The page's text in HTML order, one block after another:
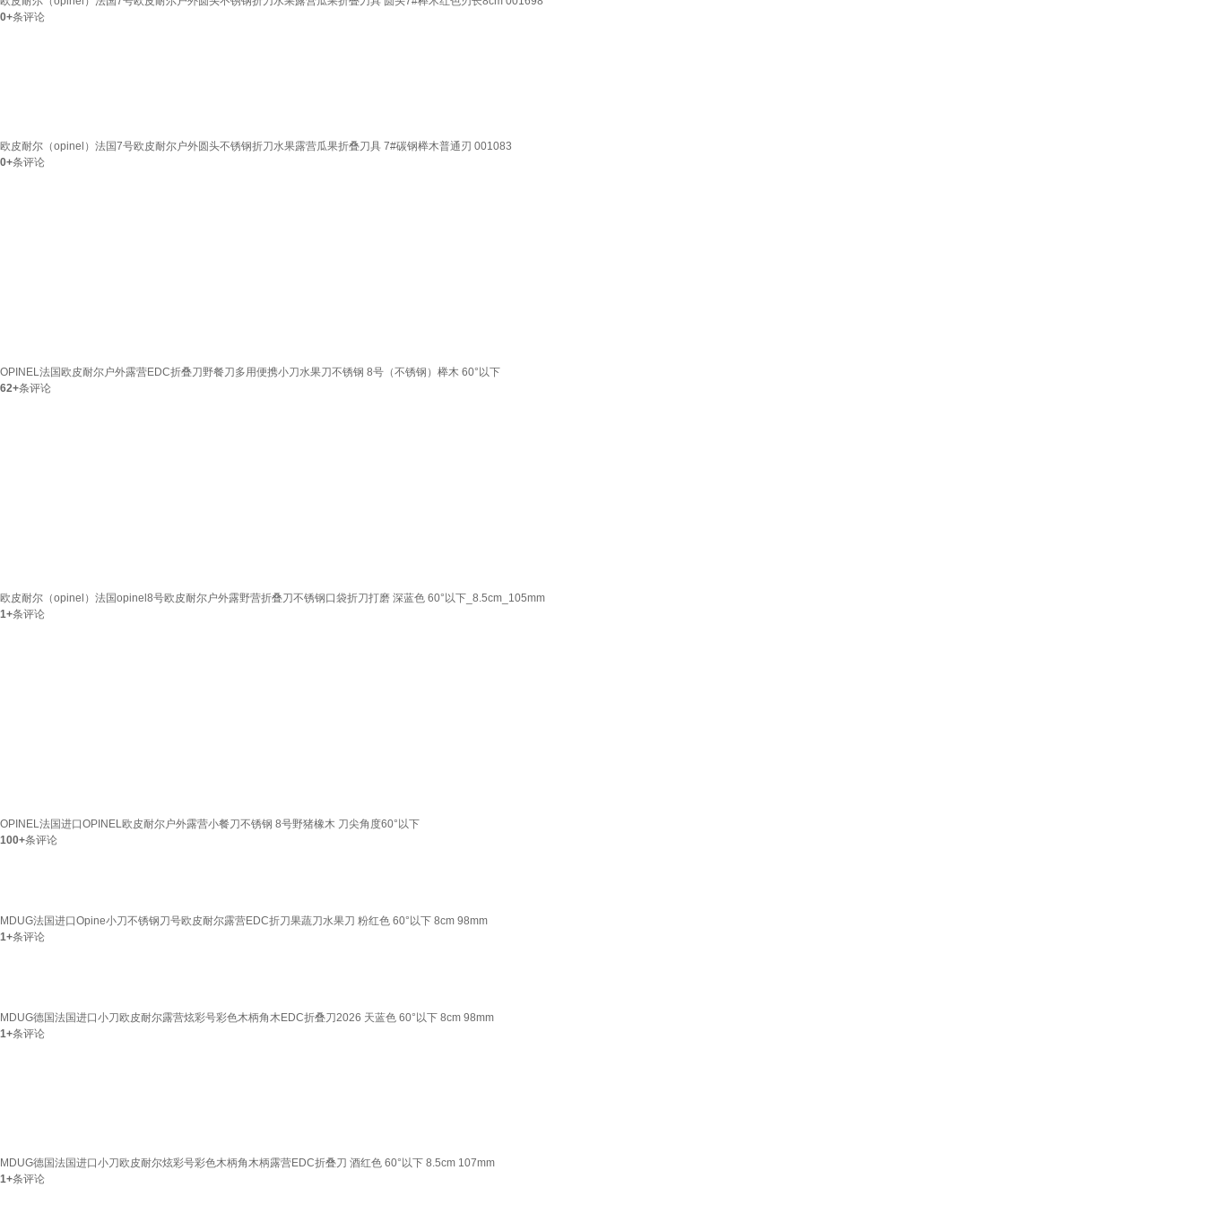
0+条评论
欧皮耐尔（opinel）法国7号欧皮耐尔户外圆头不锈钢折刀水果露营瓜果折叠刀具 7#碳钢榉木普通刃 001083
0+条评论
OPINEL法国欧皮耐尔户外露营EDC折叠刀野餐刀多用便携小刀水果刀不锈钢 8号（不锈钢）榉木 60°以下
62+条评论
欧皮耐尔（opinel）法国opinel8号欧皮耐尔户外露野营折叠刀不锈钢口袋折刀打磨 深蓝色 60°以下_8.5cm_105mm
1+条评论
OPINEL法国进口OPINEL欧皮耐尔户外露营小餐刀不锈钢 8号野猪橡木 刀尖角度60°以下
100+条评论
MDUG法国进口Opine小刀不锈钢刀号欧皮耐尔露营EDC折刀果蔬刀水果刀 粉红色 60°以下 8cm 98mm
1+条评论
MDUG德国法国进口小刀欧皮耐尔露营炫彩号彩色木柄角木EDC折叠刀2026 天蓝色 60°以下 8cm 98mm
1+条评论
MDUG德国法国进口小刀欧皮耐尔炫彩号彩色木柄角木柄露营EDC折叠刀 酒红色 60°以下 8.5cm 107mm
1+条评论